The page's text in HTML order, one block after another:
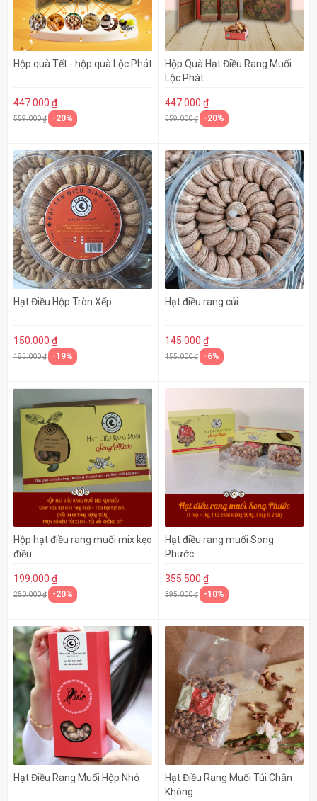
Hộp quà Tết - hộp quà Lộc Phát
447.000 ₫
559.000 ₫ -20%
Hộp Quà Hạt Điều Rang Muối
Lộc Phát
447.000 ₫
559.000 ₫ -20%
Hạt Điều Hộp Tròn Xếp
150.000 ₫
185.000 ₫ -19%
Hạt điều rang củi
145.000 ₫
155.000 ₫ -6%
Hộp hạt điều rang muối mix kẹo
điều
199.000 ₫
250.000 ₫ -20%
Hạt điều rang muối Song
Phước
355.500 ₫
395.000 ₫ -10%
Hạt Điều Rang Muối Hộp Nhỏ
Hạt Điều Rang Muối Túi Chân
Không